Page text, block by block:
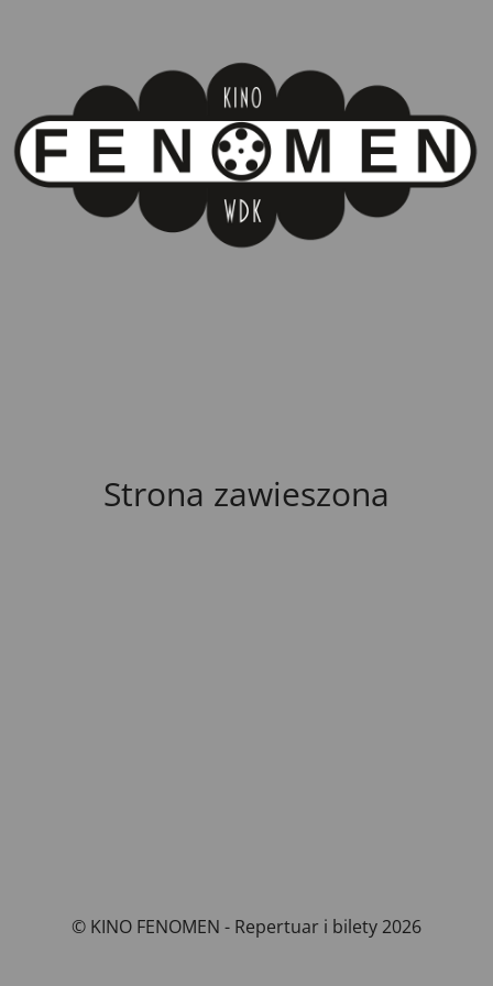
Strona zawieszona
© KINO FENOMEN - Repertuar i bilety 2026